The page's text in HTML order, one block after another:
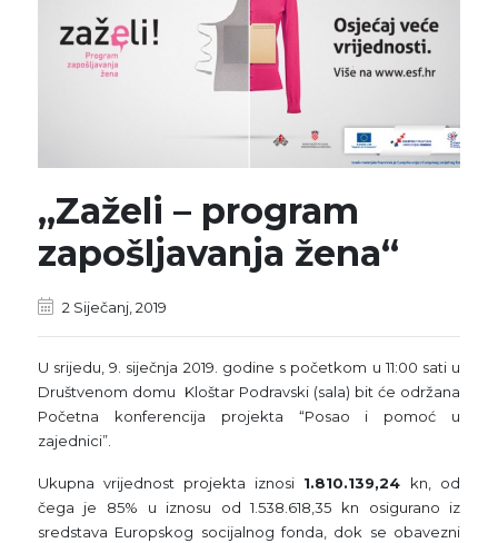
„Zaželi – program
zapošljavanja žena“
2 Siječanj, 2019
U srijedu, 9. siječnja 2019. godine s početkom u 11:00 sati u
Društvenom domu Kloštar Podravski (sala) bit će održana
Početna konferencija projekta “Posao i pomoć u
zajednici”.
Ukupna vrijednost projekta iznosi 1.810.139,24 kn, od
čega je 85% u iznosu od 1.538.618,35 kn osigurano iz
sredstava Europskog socijalnog fonda, dok se obavezni